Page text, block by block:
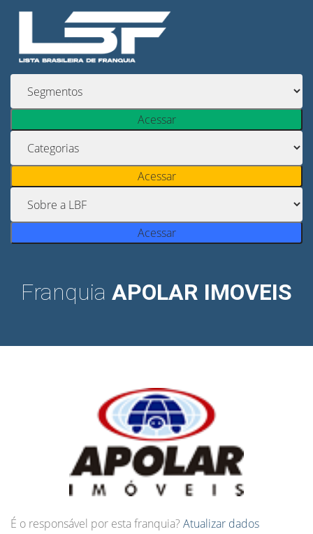
Acessar
Acessar
Acessar
Franquia APOLAR IMOVEIS
É o responsável por esta franquia? Atualizar dados